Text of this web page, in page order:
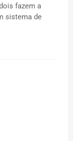
fazem a
sistema de